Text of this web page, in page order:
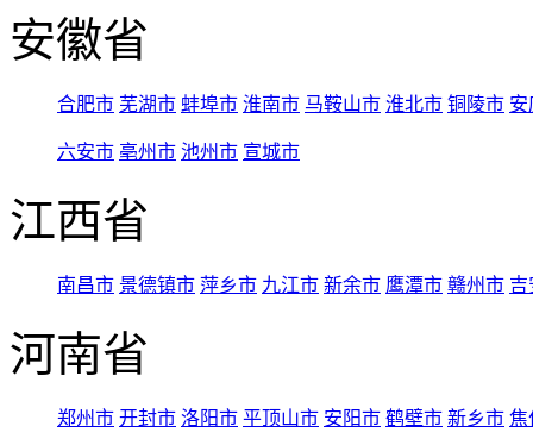
安徽省
合肥市 芜湖市 蚌埠市 淮南市 马鞍山市 淮北市 铜陵市 安
六安市 亳州市 池州市 宣城市
江西省
南昌市 景德镇市 萍乡市 九江市 新余市 鹰潭市 赣州市 吉
河南省
郑州市 开封市 洛阳市 平顶山市 安阳市 鹤壁市 新乡市 焦